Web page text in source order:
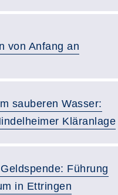
von Anfang an
sauberen Wasser:
Kläranlage
Führung
in Ettringen